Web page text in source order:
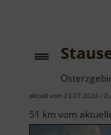
aktuell vom 23.07.2024 /
51 km vom